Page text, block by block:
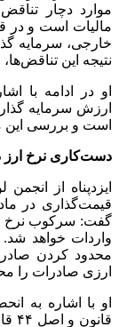
موارد دچار
مالیات است و در
خارجی، سرمایه
نتیجه این
او در ادامه با
ارزش سرمایه
است و بررسی این
دست‌کاری نرخ ارز
ایزدپناه از
گفت: سرکوب نرخ
واردات خواهد
محدود کردن
ارزی صادرات را
او با اشاره به